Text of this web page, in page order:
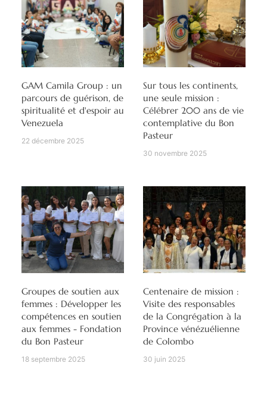
GAM Camila Group : un
parcours de guérison, de
spiritualité et d'espoir au
Venezuela
22 décembre 2025
Sur tous les continents,
une seule mission :
Célébrer 200 ans de vie
contemplative du Bon
Pasteur
30 novembre 2025
Groupes de soutien aux
femmes : Développer les
compétences en soutien
aux femmes - Fondation
du Bon Pasteur
18 septembre 2025
Centenaire de mission :
Visite des responsables
de la Congrégation à la
Province vénézuélienne
de Colombo
30 juin 2025